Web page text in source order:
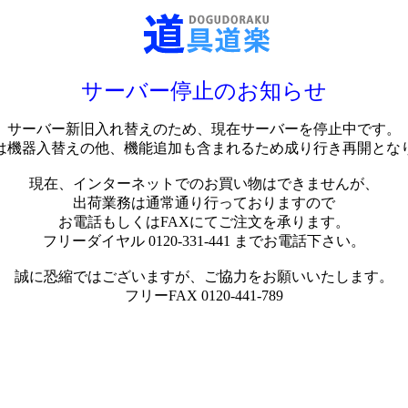
サーバー停止のお知らせ
サーバー新旧入れ替えのため、現在サーバーを停止中です。
機器入替えの他、機能追加も含まれるため成り行き再開とな
現在、インターネットでのお買い物はできませんが、
出荷業務は通常通り行っておりますので
お電話もしくはFAXにてご注文を承ります。
フリーダイヤル 0120-331-441 までお電話下さい。
誠に恐縮ではございますが、ご協力をお願いいたします。
フリーFAX 0120-441-789